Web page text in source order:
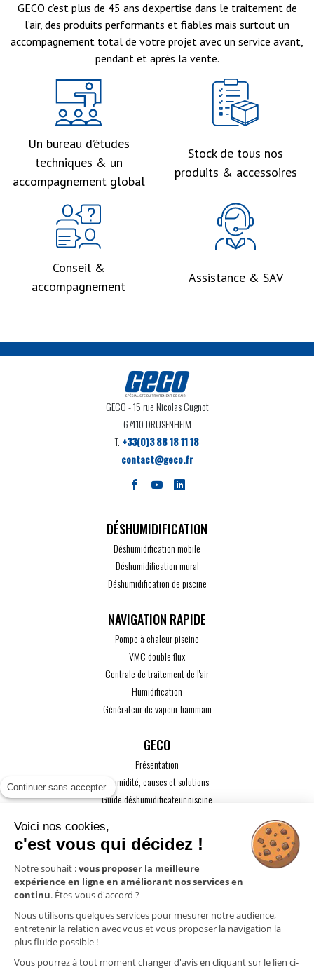
Continuer sans accepter
Voici nos cookies,
c'est vous qui décidez !
Notre souhait :vous proposer la meilleure
expérience en ligne en améliorant nos services en
continu. Êtes-vous d'accord ?
Nous utilisons quelques services pour mesurer notre audience,
entretenir la relation avec vous et vous proposer la navigation la
plus fluide possible !
Vous pourrez à tout moment changer d'avis en cliquant sur le lien ci-
GECO c’est plus de 45 ans d’expertise dans le traitement de
l’air, des produits performants et fiables mais surtout un
accompagnement total de votre projet avec un service avant,
pendant et après la vente.
Un bureau d’études
techniques & un
accompagnement global
Stock de tous nos
produits & accessoires
Conseil &
accompagnement
Assistance & SAV
GECO- 15 rue Nicolas Cugnot
67410 DRUSENHEIM
T. +33(0)3 88 18 11 18
contact@geco.fr
DÉSHUMIDIFICATION
Déshumidification mobile
Déshumidification mural
Déshumidification de piscine
Pompe à chaleur piscine
VMC double flux
Centrale de traitement de l'air
Humidification
Générateur de vapeur hammam
GECO
Présentation
L'humidité, causes et solutions
Guide déshumidificateur piscine
Guide VMC
ACTUALITÉS
CONTACT
ESPACE PRO
Mentions légales